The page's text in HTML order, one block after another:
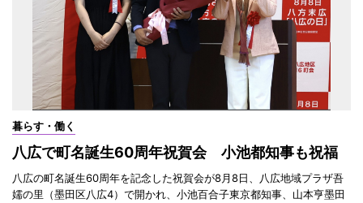
暮らす・働く
八広で町名誕生60周年祝賀会 小池都知事も祝福
八広の町名誕生60周年を記念した祝賀会が8月8日、八広地域プラザ吾
嬬の里（墨田区八広4）で開かれ、小池百合子東京都知事、山本亨墨田